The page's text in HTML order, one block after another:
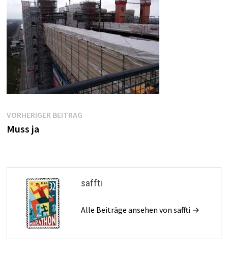
Beitragsnavigation
VORHERIGER BEITRAGVorheriger
Muss ja
saffti
Alle Beiträge ansehen von saffti →